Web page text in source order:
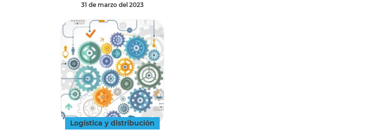
31 de marzo del 2023
Logística y distribución